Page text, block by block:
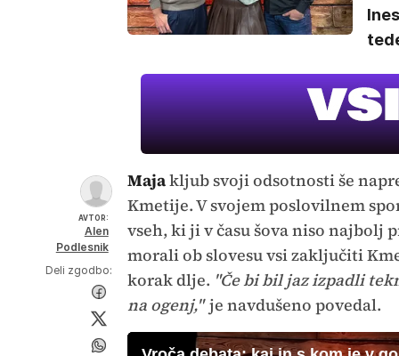
AVTOR:
Alen
Podlesnik
Deli zgodbo:
Majakljub svoji odsotnosti še
Kmetije. V svojem poslovilnem
vseh, ki ji v času šova niso najbolj
morali ob slovesu vsi zaključiti
korak dlje. "Če bi bil jaz izpadli
na ogenj,"je navdušeno povedal.